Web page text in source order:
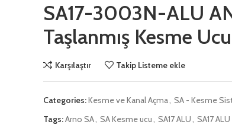
SA17-3003N-ALU
Taşlanmış Kesme Ucu
Karşılaştır Takip Listeme ekle
Categories:Kesme ve Kanal Açma, SA - Kesme
Tags:Arno SA, SA Kesme ucu, SA17 ALU, SA17